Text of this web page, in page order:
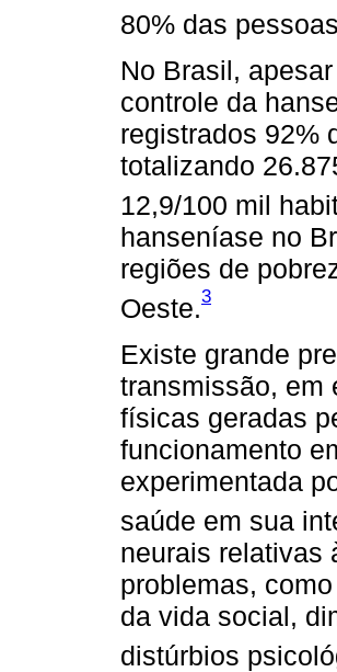
80% das
No Brasil,
controle da
registrados 92%
totalizando
12,9/100 mil
hanseníase no
regiões de
Oeste.3
Existe grande
transmissão, em
físicas geradas
funcionamento
experimentada
saúde em sua
neurais relativas
problemas,
da vida social,
distúrbios